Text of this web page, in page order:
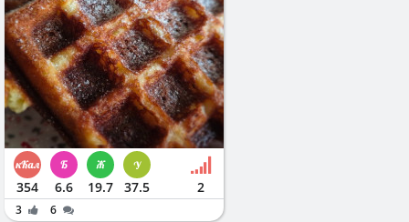
354 6.6 19.7 37.5 2
3
6